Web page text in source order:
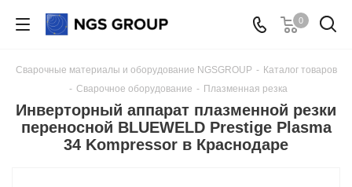
0
Сварочные материалы и оборудование NGSGROUP - Каталог товаров
- Сварочное оборудование - Плазменная резка
Инверторный аппарат плазменной резки
переносной BLUEWELD Prestige Plasma
34 Kompressor в Краснодаре